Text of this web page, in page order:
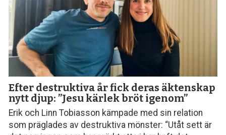
Efter destruktiva år fick deras äktenskap
nytt djup: ”Jesu kärlek bröt igenom”
Erik och Linn Tobiasson kämpade med sin relation
som präglades av destruktiva mönster: “Utåt sett är